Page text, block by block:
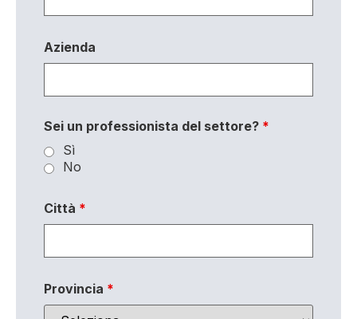
Azienda
Sei un professionista del settore? *
Sì
No
Città *
Provincia *